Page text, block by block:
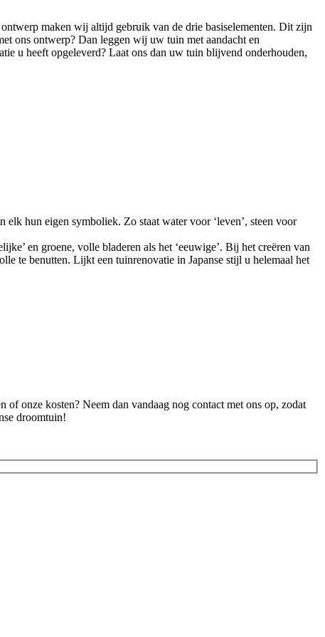
maken wij altijd gebruik van de drie basiselementen. Dit zijn
ons ontwerp? Dan leggen wij uw tuin met aandacht en
u heeft opgeleverd? Laat ons dan uw tuin blijvend onderhouden,
hun eigen symboliek. Zo staat water voor ‘leven’, steen voor
en groene, volle bladeren als het ‘eeuwige’. Bij het creëren van
te benutten. Lijkt een tuinrenovatie in Japanse stijl u helemaal het
onze kosten? Neem dan vandaag nog contact met ons op, zodat
droomtuin!